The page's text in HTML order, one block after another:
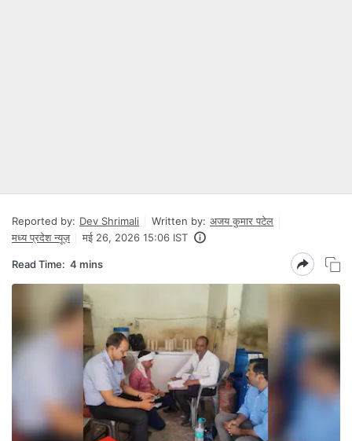
Reported by: Dev Shrimali Written by: अजय कुमार पटेल
मध्य प्रदेश न्यूज़
मई 26, 2026 15:06 IST
Read Time: 4 mins